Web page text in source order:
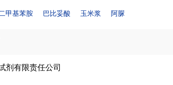
甲基苯胺 巴比妥酸 玉米浆 阿脲
剂有限责任公司